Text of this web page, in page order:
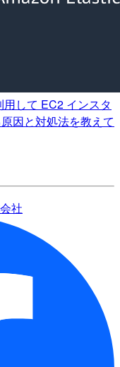
して EC2 インスタ
因と対処法を教えて
社